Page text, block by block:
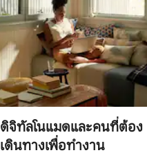
ดิจิทัลโนแมดและคนที่ต้อง
เดินทางเพื่อทำงาน